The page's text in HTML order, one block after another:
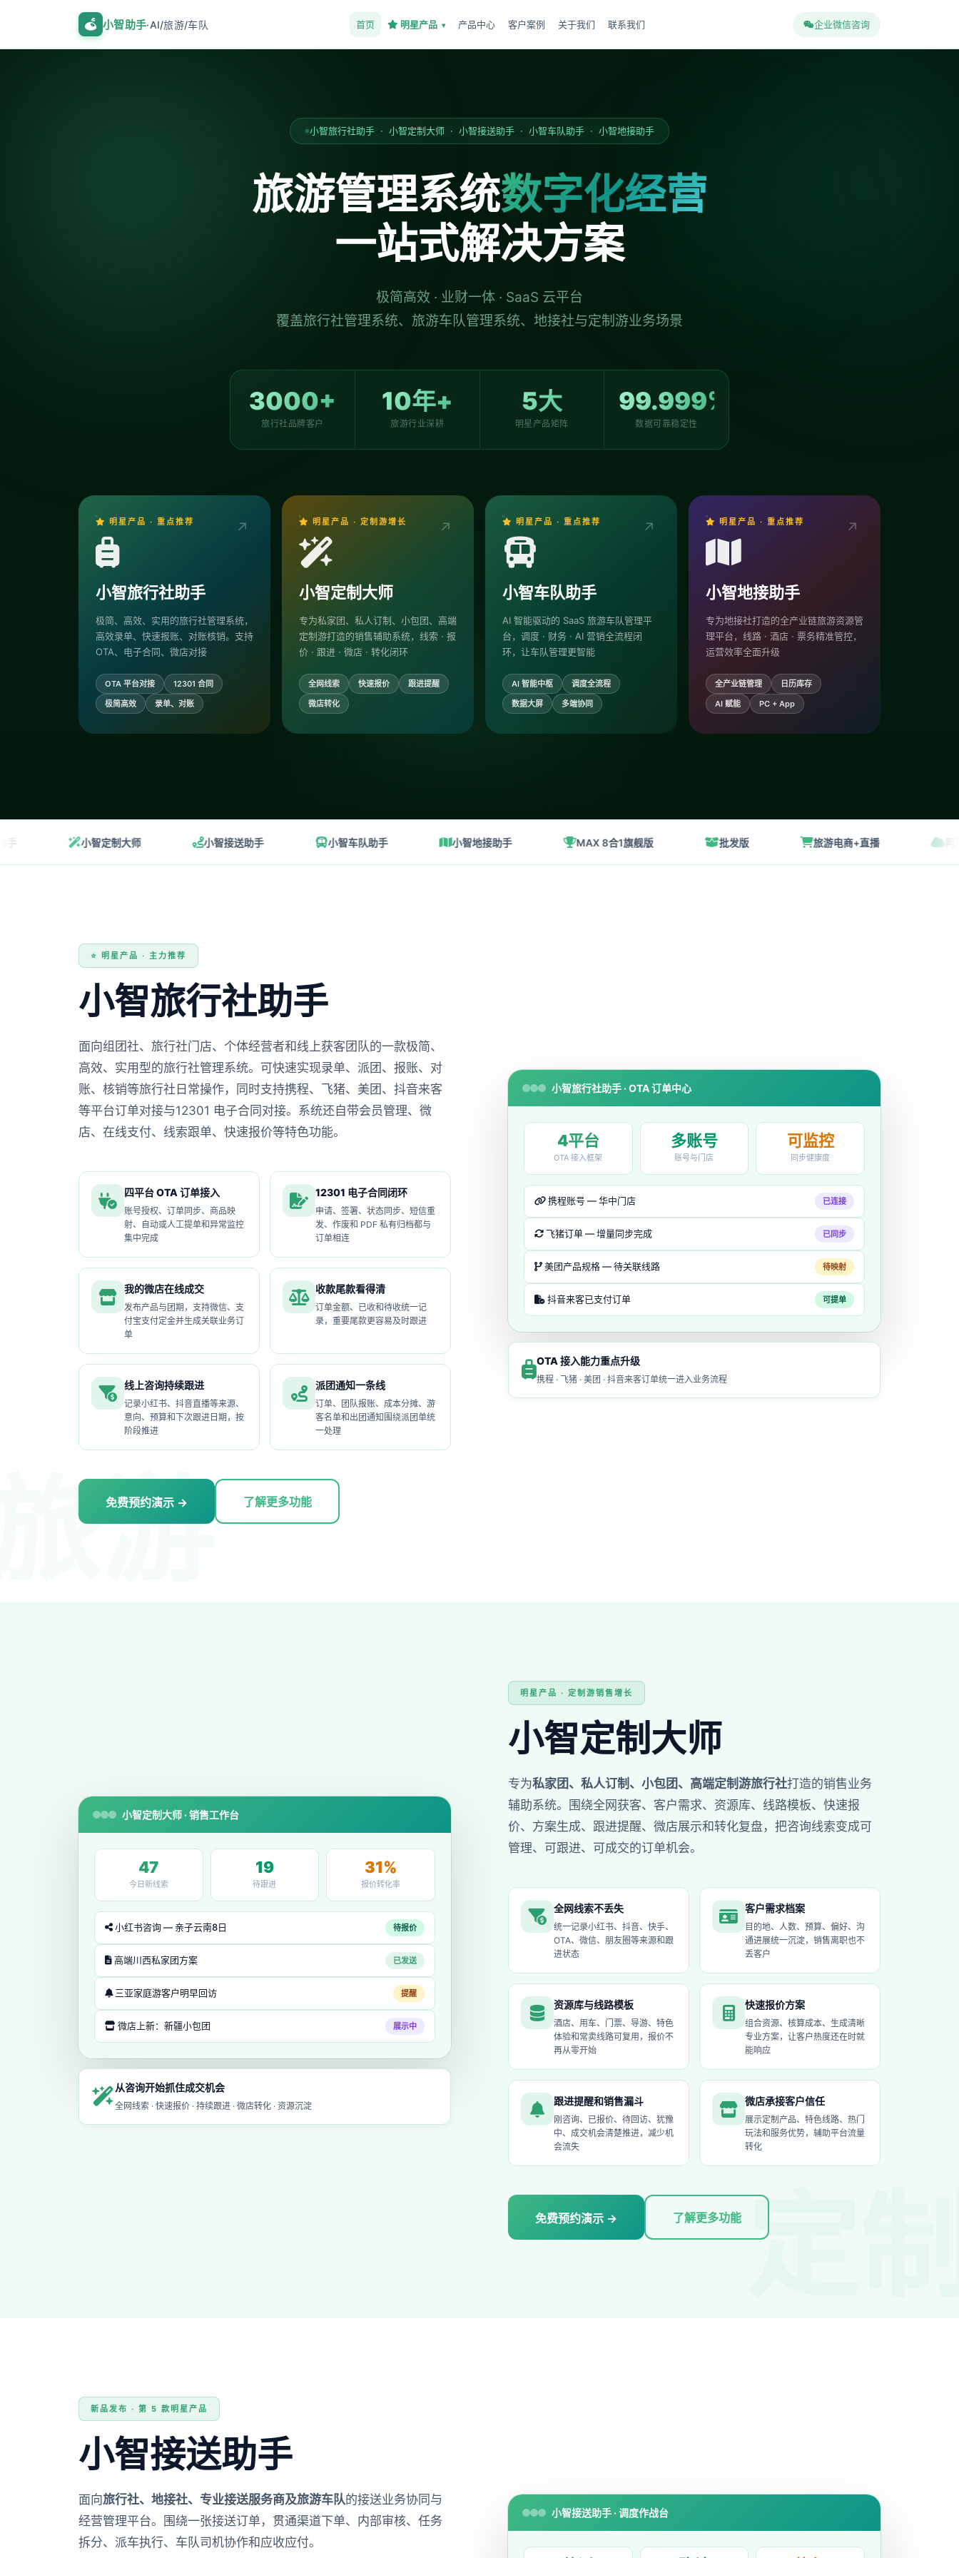
小智助手·AI/旅游/车队 首页 明星产品 产品中心 客户案例 关于我们 联系我们 企业微信咨询
小智旅行社助手 · 小智定制大师 · 小智接送助手 · 小智车队助手 · 小智地接助手
旅游管理系统数字化经营
一站式解决方案
极简高效 · 业财一体 · SaaS 云平台
覆盖旅行社管理系统、旅游车队管理系统、地接社与定制游业务场景
3000+
旅行社品牌客户
10年+
旅游行业深耕
5大
明星产品矩阵
99.999%
数据可靠稳定性
明星产品 · 重点推荐
小智旅行社助手
极简、高效、实用的旅行社管理系统，
高效录单、快速报账、对账核销。支持
OTA、电子合同、微店对接
OTA 平台对接
12301 合同
极简高效
录单、对账
↗ 明星产品 · 定制游增长
小智定制大师
专为私家团、私人订制、小包团、高端
定制游打造的销售辅助系统，线索 · 报
价 · 跟进 · 微店 · 转化闭环
全网线索 快速报价
跟进提醒
微店转化
↗ 明星产品 · 重点推荐
小智车队助手
AI 智能驱动的 SaaS 旅游车队管理平
台，调度 · 财务 · AI 营销全流程闭
环，让车队管理更智能
AI 智能中枢
调度全流程
数据大屏
多端协同
↗ 明星产品 · 重点推荐
小智地接助手
专为地接社打造的全产业链旅游资源管
理平台，线路 · 酒店 · 票务精准管控，
运营效率全面升级
全产业链管理
日历库存
AI 赋能
PC + App
↗
小智定制大师 小智接送助手 小智车队助手 小智地接助手 MAX 8合1旗舰版 批发版 旅游电商+直播 阿里云
游
⭐ 明星产品 · 主力推荐
小智旅行社助手
面向组团社、旅行社门店、个体经营者和线上获客团队的一款极简、
高效、实用型的旅行社管理系统。可快速实现录单、派团、报账、对
账、核销等旅行社日常操作，同时支持携程、飞猪、美团、抖音来客
等平台订单对接与12301 电子合同对接。系统还自带会员管理、微
店、在线支付、线索跟单、快速报价等特色功能。
四平台 OTA 订单接入
账号授权、订单同步、商品映
射、自动或人工提单和异常监控
集中完成
12301 电子合同闭环
申请、签署、状态同步、短信重
发、作废和 PDF 私有归档都与
订单相连
我的微店在线成交
发布产品与团期，支持微信、支
付宝支付定金并生成关联业务订
单
收款尾款看得清
订单金额、已收和待收统一记
录，重要尾款更容易及时跟进
线上咨询持续跟进
记录小红书、抖音直播等来源、
意向、预算和下次跟进日期，按
阶段推进
派团通知一条线
订单、团队报账、成本分摊、游
客名单和出团通知围绕派团单统
一处理
免费预约演示 → 了解更多功能
小智旅行社助手 · OTA 订单中心
4平台
OTA 接入框架
多账号
账号与门店
可监控
同步健康度
携程账号 — 华中门店 已连接
飞猪订单 — 增量同步完成 已同步
美团产品规格 — 待关联线路 待映射
抖音来客已支付订单 可提单
OTA 接入能力重点升级
携程 · 飞猪 · 美团 · 抖音来客订单统一进入业务流程
定
明星产品 · 定制游销售增长
小智定制大师
专为私家团、私人订制、小包团、高端定制游旅行社打造的销售业务
辅助系统。围绕全网获客、客户需求、资源库、线路模板、快速报
价、方案生成、跟进提醒、微店展示和转化复盘，把咨询线索变成可
管理、可跟进、可成交的订单机会。
全网线索不丢失
统一记录小红书、抖音、快手、
OTA、微信、朋友圈等来源和跟
进状态
客户需求档案
目的地、人数、预算、偏好、沟
通进展统一沉淀，销售离职也不
丢客户
资源库与线路模板
酒店、用车、门票、导游、特色
体验和常卖线路可复用，报价不
再从零开始
快速报价方案
组合资源、核算成本、生成清晰
专业方案，让客户热度还在时就
能响应
跟进提醒和销售漏斗
刚咨询、已报价、待回访、犹豫
中、成交机会清楚推进，减少机
会流失
微店承接客户信任
展示定制产品、特色线路、热门
玩法和服务优势，辅助平台流量
转化
免费预约演示 → 了解更多功能
小智定制大师 · 销售工作台
47
今日新线索
19
待跟进
31%
报价转化率
小红书咨询 — 亲子云南8日 待报价
高端川西私家团方案 已发送
三亚家庭游客户明早回访 提醒
微店上新：新疆小包团 展示中
从咨询开始抓住成交机会
全网线索 · 快速报价 · 持续跟进 · 微店转化 · 资源沉淀
新品发布 · 第 5 款明星产品
小智接送助手
面向旅行社、地接社、专业接送服务商及旅游车队的接送业务协同与
经营管理平台。围绕一张接送订单，贯通渠道下单、内部审核、任务
拆分、派车执行、车队司机协作和应收应付。
小智接送助手 · 调度作战台